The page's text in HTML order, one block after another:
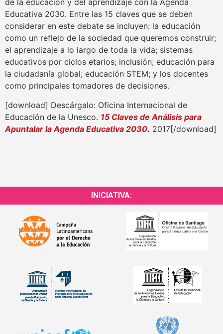
de la educación y del aprendizaje con la Agenda
Educativa 2030. Entre las 15 claves que se deben
considerar en este debate se incluyen: la educación
como un reflejo de la sociedad que queremos construir;
el aprendizaje a lo largo de toda la vida; sistemas
educativos por ciclos etarios; inclusión; educación para
la ciudadanía global; educación STEM; y los docentes
como principales tomadores de decisiones.
[download] Descárgalo: Oficina Internacional de
Educación de la Unesco. 15 Claves de Análisis para
Apuntalar la Agenda Educativa 2030. 2017[/download]
INICIATIVA: